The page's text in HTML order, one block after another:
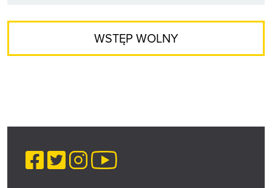
WSTĘP WOLNY
Facebook
TwitterInstagram
YouTube